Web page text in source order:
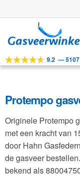
door
navigatie
naar
inhoud
Tools
Toepassingen
Klantenservice
FAQ
9.2 —
Protempo
Originele Protempo
met een kracht van
door Hahn
de gasveer
bekend als